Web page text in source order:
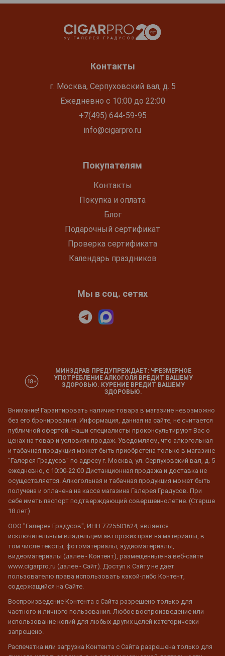
Контакты
г. Москва, Серпуховский вал, д. 5
Ежедневно с 10:00 до 22:00
+7(495) 644-59-95
info@cigarpro.ru
Покупателям
Контакты
Покупка и оплата
Блог
Подарочный сертификат
Проверка сертификата
Календарь праздников
Мы в соц. сетях
МИНЗДРАВ ПРЕДУПРЕЖДАЕТ: ЧРЕЗМЕРНОЕ
УПОТРЕБЛЕНИЕ АЛКОГОЛЯ ВРЕДИТ ВАШЕМУ
ЗДОРОВЬЮ. КУРЕНИЕ ВРЕДИТ ВАШЕМУ
ЗДОРОВЬЮ.
Внимание! Гарантировать наличие товара в магазине невозможно
без его бронирования. Информация, данная на сайте, не считается
публичной офертой. Наши специалисты проконсультируют Вас о
ценах на товар и условиях продаж. Уведомляем, что алкогольная
и табачная продукция может быть приобретена только в магазине
"Галерея Градусов" по адресу г. Москва, ул. Серпуховский вал, д. 5
ежедневно, с 10:00-22:00 Дистанционная продажа и доставка не
осуществляется. Алкогольная и табачная продукция может быть
получена и оплачена на кассе магазина Галерея Градусов. При
себе иметь паспорт подтверждающий совершеннолетие. (Старше
18 лет)
ООО "Галерея Градусов", ИНН 7725501624, является
исключительным владельцем авторских прав на материалы, в
том числе тексты, фотоматериалы, аудиоматериалы,
видеоматериалы (далее - Контент), размещенные на веб-сайте
www.cigarpro.ru (далее - Сайт). Доступ к Сайту не дает
пользователю права использовать какой-либо Контент,
содержащийся на Сайте.
Воспроизведение Контента с Сайта разрешено только для
частного и личного пользования. Любое воспроизведение или
использование копий для любых других целей категорически
запрещено.
Распечатка или загрузка Контента с Сайта разрешена только для